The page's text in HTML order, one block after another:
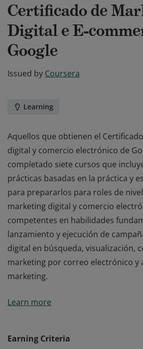
Certificado de
Digital e E-
Google
Issued by Coursera
Learning
Aquellos que obtienen el
digital y comercio electrónico de
completado siete cursos que
prácticas basadas en la práctica y
para prepararlos para roles de
marketing digital y comercio
competentes en habilidades
lanzamiento y ejecución de
digital en búsqueda, visualización,
marketing por correo electrónico y
marketing.
digital y comercio electrónico de
para prepararlos para roles de
Learn more
Earning Criteria